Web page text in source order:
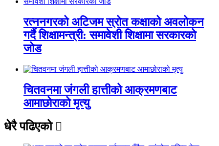
रत्ननगरको अटिजम स्रोत कक्षाको अवलोकन
गर्दै शिक्षामन्त्री: समावेशी शिक्षामा सरकारको
जोड
चितवनमा जंगली हात्तीको आक्रमणबाट
आमाछोराको मृत्यु
धेरै पढिएको